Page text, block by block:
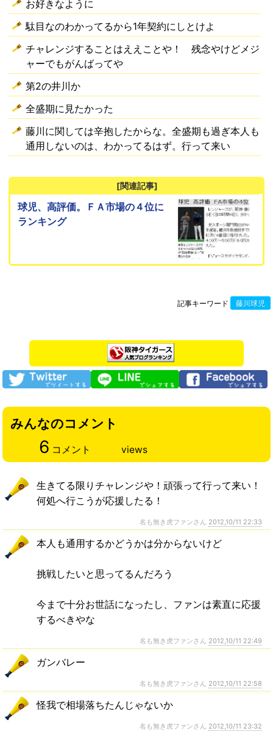
お好きなように
駄目なのわかってるから1年契約にしとけよ
チャレンジすることはええことや！ 残念やけどメジ
ャーでもがんばってや
第2の井川か
全盛期に見たかった
藤川に関しては辛抱したからな。全盛期も過ぎ本人も
通用しないのは、わかってるはず。行って来い
[関連記事]
球児、高評価。ＦＡ市場の４位に
ランキング
記事キーワード 藤川球児
みんなのコメント
6 コメント views
生きてる限りチャレンジや！頑張って行って来い！
何処へ行こうが応援したる！
名も無き虎ファンさん 2012,10/11 22:33
本人も通用するかどうかは分からないけど
挑戦したいと思ってるんだろう
今まで十分お世話になったし、ファンは素直に応援
するべきやな
名も無き虎ファンさん 2012,10/11 22:49
ガンバレー
名も無き虎ファンさん 2012,10/11 22:58
怪我で相場落ちたんじゃないか
名も無き虎ファンさん 2012,10/11 23:32